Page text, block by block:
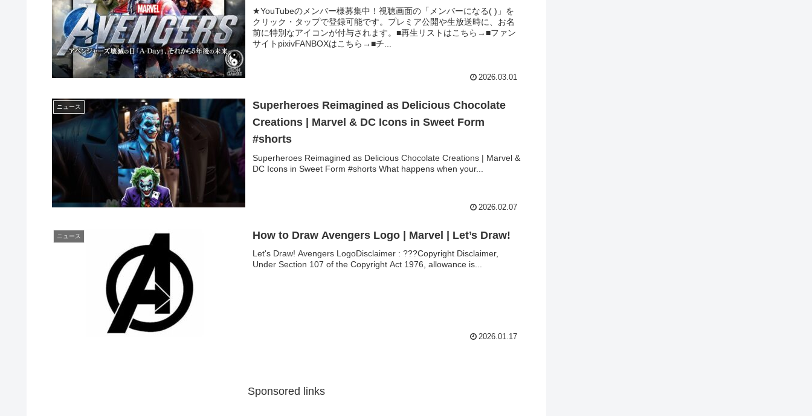
★YouTubeのメンバー様募集中！視聴画面の「メンバーになる( )」を
クリック・タップで登録可能です。プレミア公開や生放送時に、お名
前に特別なアイコンが付与されます。■再生リストはこちら→■ファン
サイトpixivFANBOXはこちら→■チ...
2026.03.01
ニュース
Superheroes Reimagined as Delicious Chocolate
Creations | Marvel & DC Icons in Sweet Form
#shorts
Superheroes Reimagined as Delicious Chocolate Creations | Marvel &
DC Icons in Sweet Form #shorts What happens when your...
2026.02.07
ニュース How to Draw Avengers Logo | Marvel | Let’s Draw!
Let's Draw! Avengers LogoDisclaimer : ???Copyright Disclaimer,
Under Section 107 of the Copyright Act 1976, allowance is...
2026.01.17
Sponsored links